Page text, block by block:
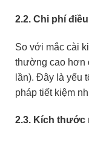
2.2. Chi phí
So với mắc cài
thường cao hơn
lần). Đây là yếu
pháp tiết kiệm
2.3. Kích thước